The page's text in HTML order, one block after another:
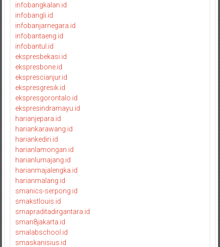
infobangkalan.id
infobangli.id
infobanjarnegara.id
infobantaeng.id
infobantul.id
ekspresbekasi.id
ekspresbone.id
eksprescianjur.id
ekspresgresik.id
ekspresgorontalo.id
ekspresindramayu.id
harianjepara.id
hariankarawang.id
hariankediri.id
harianlamongan.id
harianlumajang.id
harianmajalengka.id
harianmalang.id
smanics-serpong.id
smakstlouis.id
smapraditadirgantara.id
sman8jakarta.id
smalabschool.id
smaskanisius.id